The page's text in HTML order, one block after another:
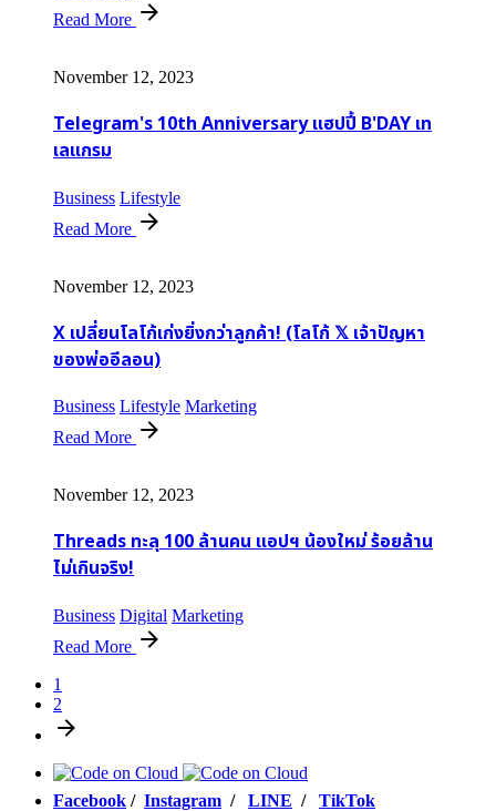
Read More
November 12, 2023
Telegram's 10th Anniversary แฮปปี้ B'DAY เท
เลแกรม
Business Lifestyle
Read More
November 12, 2023
X เปลี่ยนโลโก้เก่งยิ่งกว่าลูกค้า! (โลโก้ 𝕏 เจ้าปัญหา
ของพ่ออีลอน)
Business Lifestyle Marketing
Read More
November 12, 2023
Threads ทะลุ 100 ล้านคน แอปฯ น้องใหม่ ร้อยล้าน
ไม่เกินจริง!
Business Digital Marketing
Read More
1
2
Facebook / Instagram / LINE / TikTok